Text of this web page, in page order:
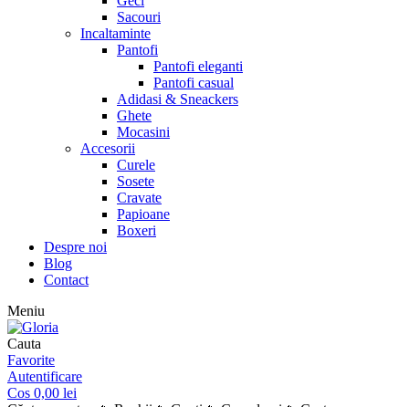
Sacouri
Incaltaminte
Pantofi
Pantofi eleganti
Pantofi casual
Adidasi & Sneackers
Ghete
Mocasini
Accesorii
Curele
Sosete
Cravate
Papioane
Boxeri
Despre noi
Blog
Contact
Meniu
Cauta
Favorite
Autentificare
Cos 0,00 lei